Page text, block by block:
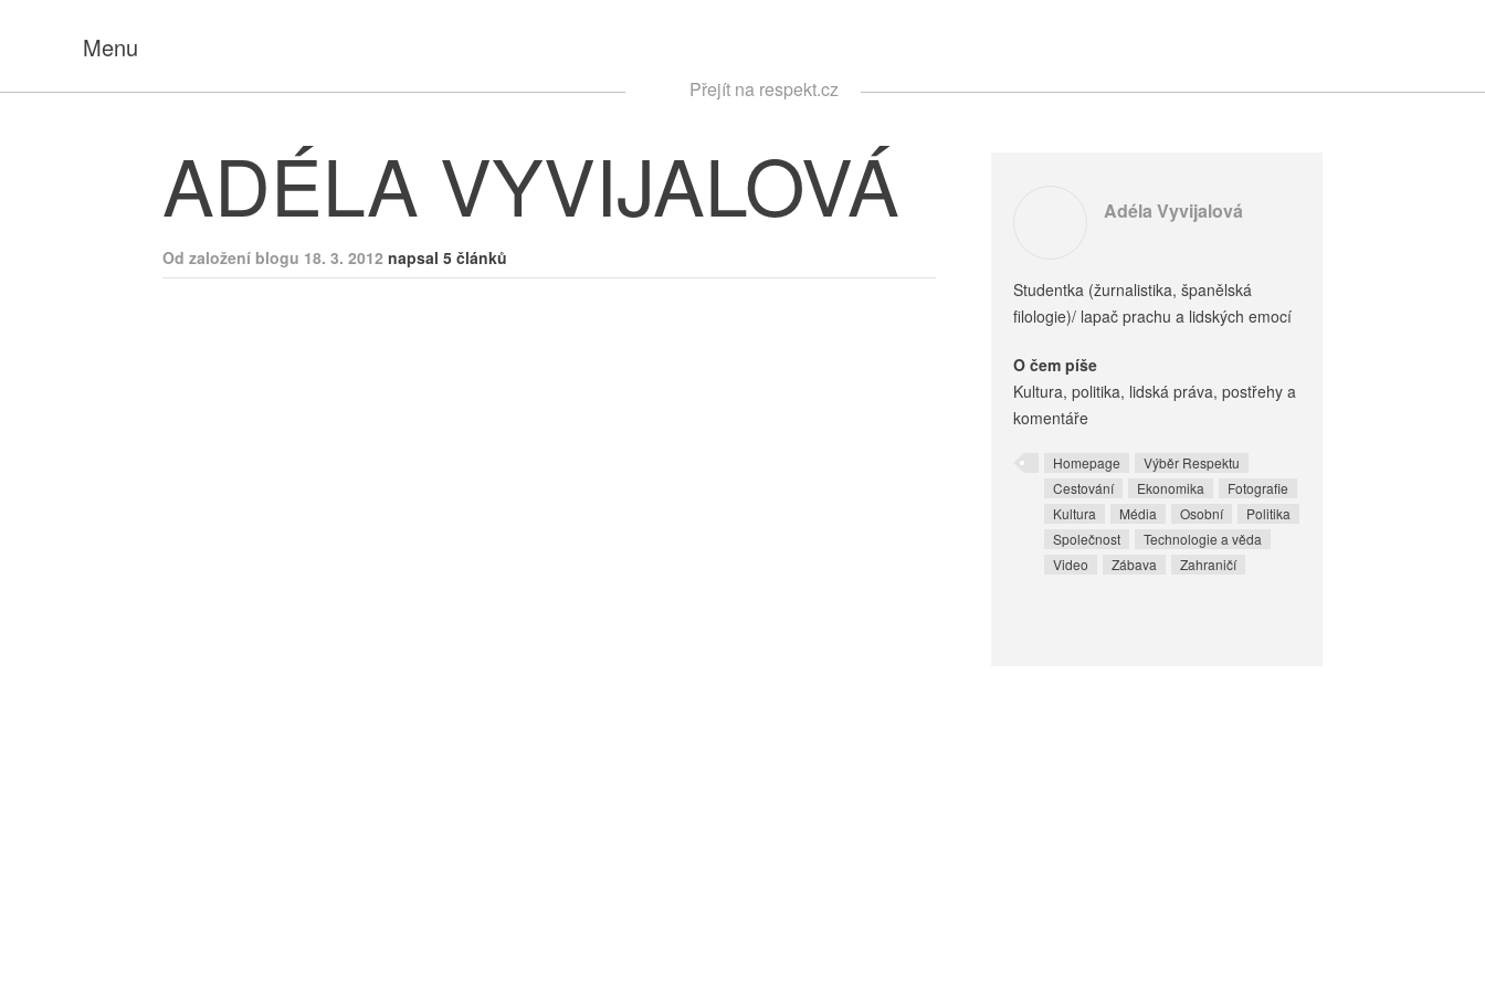
Menu
Přejít na respekt.cz
ADÉLA VYVIJALOVÁ
Od založení blogu 18. 3. 2012 napsal 5 článků
Adéla Vyvijalová
Studentka (žurnalistika, španělská
filologie)/ lapač prachu a lidských emocí
O čem píše
Kultura, politika, lidská práva, postřehy a
komentáře
Homepage
Výběr Respektu
Cestování
Ekonomika
Fotografie
Kultura
Média Osobní
Politika
Společnost
Technologie a věda
Video
Zábava Zahraničí